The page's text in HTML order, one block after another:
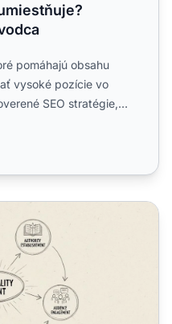
pomáhajú obsahu
vysoké pozície vo
SEO stratégie,
v affiliate marketingu?